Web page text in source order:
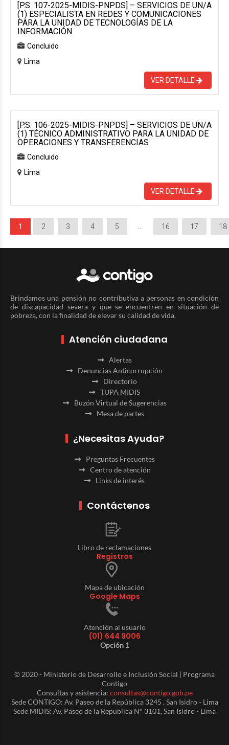
[P.S. 107-2025-MIDIS-PNPDS] – SERVICIOS DE UN/A
(1) ESPECIALISTA EN REDES Y COMUNICACIONES
PARA LA UNIDAD DE TECNOLOGÍAS DE LA
INFORMACIÓN
Concluido
Lima
VER DETALLE
[P.S. 106-2025-MIDIS-PNPDS] – SERVICIOS DE UN/A
(1) TÉCNICO ADMINISTRATIVO PARA LA UNIDAD DE
OPERACIONES Y TRANSFERENCIAS
Concluido
Lima
VER DETALLE
1 2 3 4 5 16 17 18
Brindamos una pensión no contributiva a personas en condición
de discapacidad severa y que se encuentren en situación de
pobreza, con la finalidad de elevar su calidad de vida.
Atención ciudadana
Alertas
Denuncias Anticorrupción
Directorio
TUPA MIDIS
Buzón Virtual de Sugerencias
Mesa de partes
¿Necesitas Ayuda?
Preguntas Frecuentes
Centro de atención
Links de interés
Contáctenos
Libro de reclamaciones
Registros
Mapa de ubicación
Google Maps
Atención al usuario
(01) 644 9006
Opción 1
© 2020 - Ministerio de Desarrollo e Inclusión Social | Programa
Contigo
Consultas y asistencia: consultas@contigo.gob.pe
Sede CONTIGO: Av. Paseo de la República 3245 , San Isidro - Lima
Sede MIDIS: Av. Paseo de la Republica N° 3101, San Isidro - Lima